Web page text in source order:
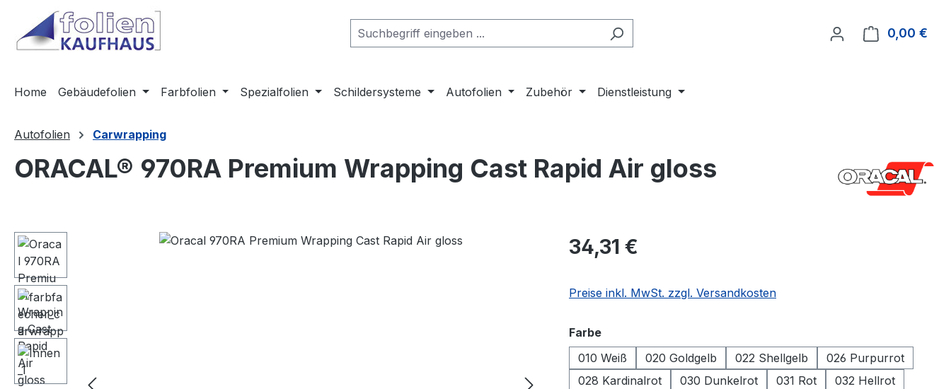
Hauptinhalt springen
Zur Suche springen
Zur Hauptnavigation springen
0,00 €
Home Gebäudefolien Farbfolien Spezialfolien Schildersysteme Autofolien Zubehör Dienstleistung
Autofolien Carwrapping
ORACAL® 970RA Premium Wrapping Cast Rapid Air gloss
Bildergalerie überspringen Regulärer Preis:
34,31 €
Preise inkl. MwSt. zzgl. Versandkosten
Farbeauswählen
010 Weiß
020 Goldgelb 022 Shellgelb
026 Purpurrot
028 Kardinalrot
030 Dunkelrot 031 Rot
032 Hellrot